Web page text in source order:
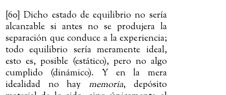
[60] Dicho estado de equilibrio no sería
alcanzable si antes no se produjera la
separación que conduce a la experiencia;
todo equilibrio sería meramente ideal,
esto es, posible (estático), pero no algo
cumplido (dinámico). Y en la mera
idealidad no hay memoria, depósito